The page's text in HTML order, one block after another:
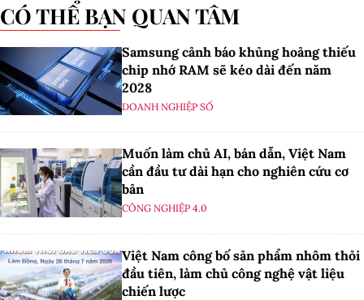
CÓ THỂ BẠN QUAN TÂM
Samsung cảnh báo khủng hoảng thiếu
chip nhớ RAM sẽ kéo dài đến năm
2028
DOANH NGHIỆP SỐ
Muốn làm chủ AI, bán dẫn, Việt Nam
cần đầu tư dài hạn cho nghiên cứu cơ
bản
CÔNG NGHIỆP 4.0
Việt Nam công bố sản phẩm nhôm thỏi
đầu tiên, làm chủ công nghệ vật liệu
chiến lược